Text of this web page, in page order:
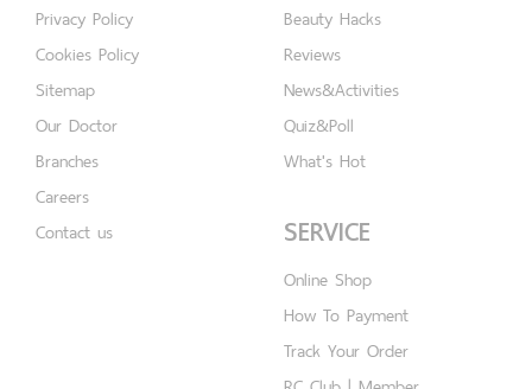
Privacy Policy
Cookies Policy
Sitemap
Our Doctor
Branches
Careers
Contact us
Beauty Hacks
Reviews
News&Activities
Quiz&Poll
What's Hot
SERVICE
Online Shop
How To Payment
Track Your Order